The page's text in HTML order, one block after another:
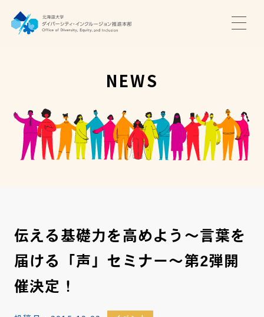
推進本部について
アクセス・お問い合わせ
NEWS
伝える基礎力を高めよう～言葉を
届ける「声」セミナー～第2弾開
催決定！